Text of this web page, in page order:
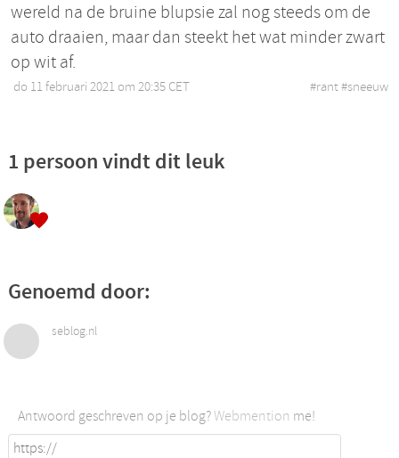
wereld na de bruine blupsie zal nog steeds om de
auto draaien, maar dan steekt het wat minder zwart
op wit af.
do 11 februari 2021 om 20:35 CET #rant#sneeuw
1 persoon vindt dit leuk
Genoemd door:
seblog.nl
Antwoord geschreven op je blog?Webmention me!